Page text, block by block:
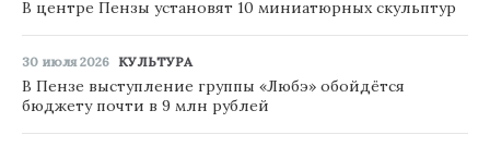
В центре Пензы установят 10 миниатюрных скульптур
30 июля 2026 КУЛЬТУРА
В Пензе выступление группы «Любэ» обойдётся
бюджету почти в 9 млн рублей